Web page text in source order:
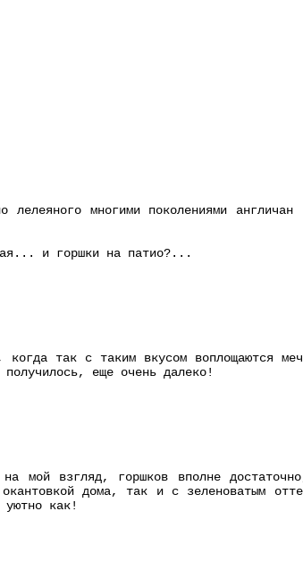
лелеяного многими поколениями
и горшки на патио?...
так с таким вкусом воплощаются
еще очень далеко!
взгляд, горшков вполне
дома, так и с зеленоватым
уютно как!